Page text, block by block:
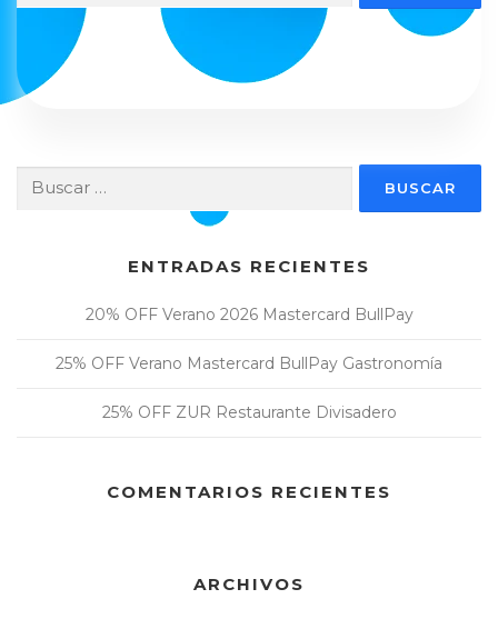
ENTRADAS RECIENTES
20% OFF Verano 2026 Mastercard BullPay
25% OFF Verano Mastercard BullPay Gastronomía
25% OFF ZUR Restaurante Divisadero
COMENTARIOS RECIENTES
ARCHIVOS